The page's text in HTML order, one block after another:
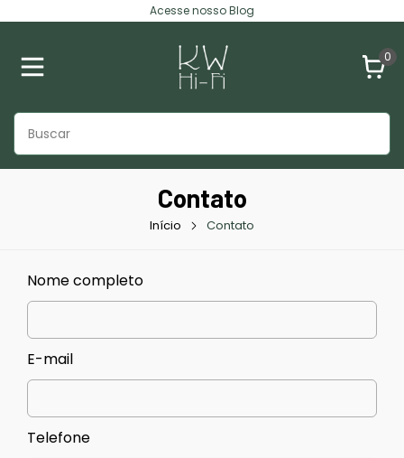
Acesse nosso Blog
0
Contato
Início Contato
Nome completo
E-mail
Telefone